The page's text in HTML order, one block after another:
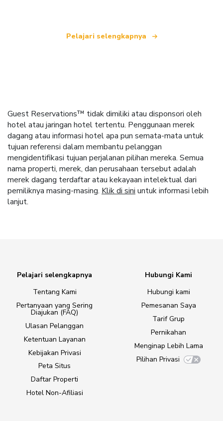
Pelajari selengkapnya
Guest Reservations™ tidak dimiliki atau disponsori oleh
hotel atau jaringan hotel tertentu. Penggunaan merek
dagang atau informasi hotel apa pun semata-mata untuk
tujuan referensi dalam membantu pelanggan
mengidentifikasi tujuan perjalanan pilihan mereka. Semua
nama properti, merek, dan perusahaan tersebut adalah
merek dagang terdaftar atau kekayaan intelektual dari
pemiliknya masing-masing. Klik di sini untuk informasi lebih
lanjut.
Pelajari selengkapnya
Tentang Kami
Pertanyaan yang Sering
Diajukan (FAQ)
Ulasan Pelanggan
Ketentuan Layanan
Kebijakan Privasi
Peta Situs
Daftar Properti
Hotel Non-Afiliasi
Hubungi Kami
Hubungi kami
Pemesanan Saya
Tarif Grup
Pernikahan
Menginap Lebih Lama
Pilihan Privasi